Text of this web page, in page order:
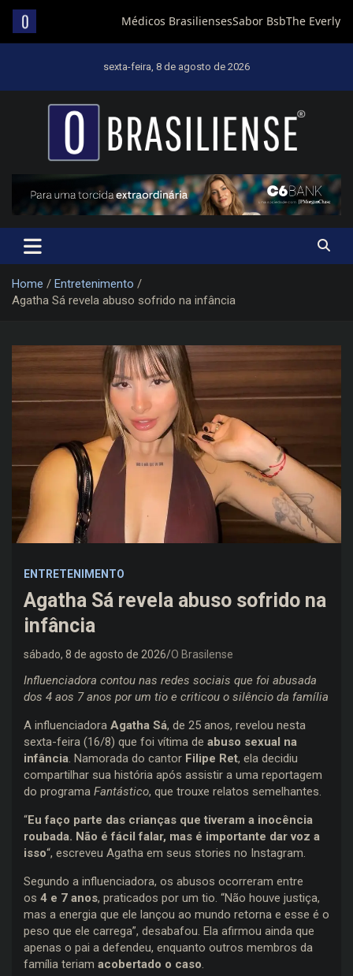
sexta-feira, 8 de agosto de 2026
Um diário de notícias que trabalha por Brasília
Home
Entretenimento
Agatha Sá revela abuso sofrido na infância
ENTRETENIMENTO
Agatha Sá revela abuso sofrido na
infância
sábado, 8 de agosto de 2026 O Brasilense
Influenciadora contou nas redes sociais que foi abusada
dos 4 aos 7 anos por um tio e criticou o silêncio da família
A influenciadora Agatha Sá, de 25 anos, revelou nesta
sexta-feira (16/8) que foi vítima de abuso sexual na
infância. Namorada do cantor Filipe Ret, ela decidiu
compartilhar sua história após assistir a uma reportagem
do programa Fantástico, que trouxe relatos semelhantes.
“Eu faço parte das crianças que tiveram a inocência
roubada. Não é fácil falar, mas é importante dar voz a
isso“, escreveu Agatha em seus stories no Instagram.
Segundo a influenciadora, os abusos ocorreram entre
os 4 e 7 anos, praticados por um tio. “Não houve justiça,
mas a energia que ele lançou ao mundo retorna e esse é o
peso que ele carrega”, desabafou. Ela afirmou ainda que
apenas o pai a defendeu, enquanto outros membros da
família teriam acobertado o caso.